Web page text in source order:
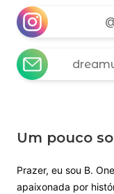
Um pouco
Prazer, eu sou B.
apaixonada por